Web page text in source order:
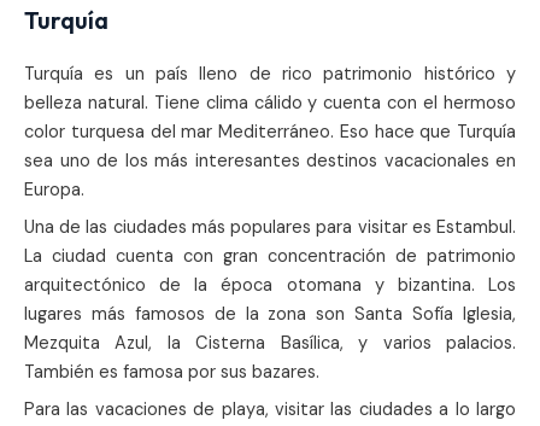
Turquía
Turquía es un país lleno de rico patrimonio histórico y
belleza natural. Tiene clima cálido y cuenta con el hermoso
color turquesa del mar Mediterráneo. Eso hace que Turquía
sea uno de los más interesantes destinos vacacionales en
Europa.
Una de las ciudades más populares para visitar es Estambul.
La ciudad cuenta con gran concentración de patrimonio
arquitectónico de la época otomana y bizantina. Los
lugares más famosos de la zona son Santa Sofía Iglesia,
Mezquita Azul, la Cisterna Basílica, y varios palacios.
También es famosa por sus bazares.
Para las vacaciones de playa, visitar las ciudades a lo largo